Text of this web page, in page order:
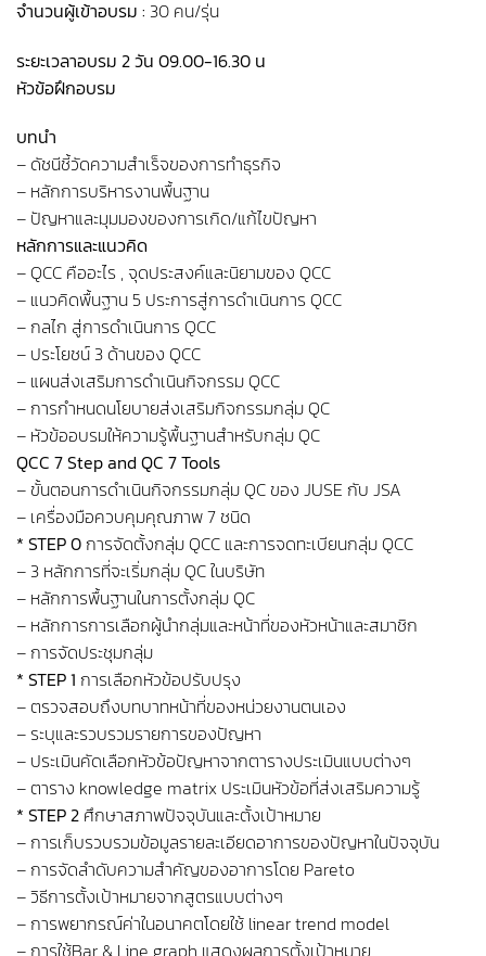
จำนวนผู้เข้าอบรม : 30 คน/รุ่น
ระยะเวลาอบรม 2 วัน 09.00-16.30 น
หัวข้อฝึกอบรม
บทนำ
– ดัชนีชี้วัดความสำเร็จของการทำธุรกิจ
– หลักการบริหารงานพื้นฐาน
– ปัญหาและมุมมองของการเกิด/แก้ไขปัญหา
หลักการและแนวคิด
– QCC คืออะไร , จุดประสงค์และนิยามของ QCC
– แนวคิดพื้นฐาน 5 ประการสู่การดำเนินการ QCC
– กลไก สู่การดำเนินการ QCC
– ประโยชน์ 3 ด้านของ QCC
– แผนส่งเสริมการดำเนินกิจกรรม QCC
– การกำหนดนโยบายส่งเสริมกิจกรรมกลุ่ม QC
– หัวข้ออบรมให้ความรู้พื้นฐานสำหรับกลุ่ม QC
QCC 7 Step and QC 7 Tools
– ขั้นตอนการดำเนินกิจกรรมกลุ่ม QC ของ JUSE กับ JSA
– เครื่องมือควบคุมคุณภาพ 7 ชนิด
* STEP 0การจัดตั้งกลุ่ม QCC และการจดทะเบียนกลุ่ม QCC
– 3 หลักการที่จะเริ่มกลุ่ม QC ในบริษัท
– หลักการพื้นฐานในการตั้งกลุ่ม QC
– หลักการการเลือกผู้นำกลุ่มและหน้าที่ของหัวหน้าและสมาชิก
– การจัดประชุมกลุ่ม
* STEP 1 การเลือกหัวข้อปรับปรุง
– ตรวจสอบถึงบทบาทหน้าที่ของหน่วยงานตนเอง
– ระบุและรวบรวมรายการของปัญหา
– ประเมินคัดเลือกหัวข้อปัญหาจากตารางประเมินแบบต่างๆ
– ตาราง knowledge matrix ประเมินหัวข้อที่ส่งเสริมความรู้
* STEP 2 ศึกษาสภาพปัจจุบันและตั้งเป้าหมาย
– การเก็บรวบรวมข้อมูลรายละเอียดอาการของปัญหาในปัจจุบัน
– การจัดลำดับความสำคัญของอาการโดย Pareto
– วิธีการตั้งเป้าหมายจากสูตรแบบต่างๆ
– การพยากรณ์ค่าในอนาคตโดยใช้ linear trend model